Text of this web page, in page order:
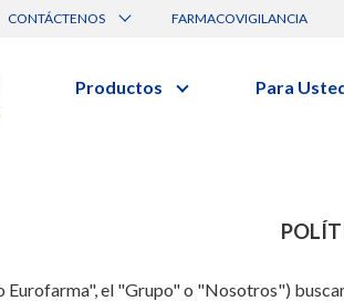
CONTÁCTENOS
de Ética Eurofarma
FARMACOVIGILANCIA
Productos
PRODUCTOS
Para
Eurofarma", el "Grupo" o "Nosotros")